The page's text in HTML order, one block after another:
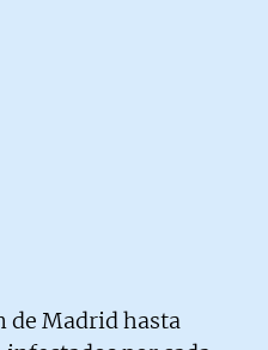
de Madrid hasta